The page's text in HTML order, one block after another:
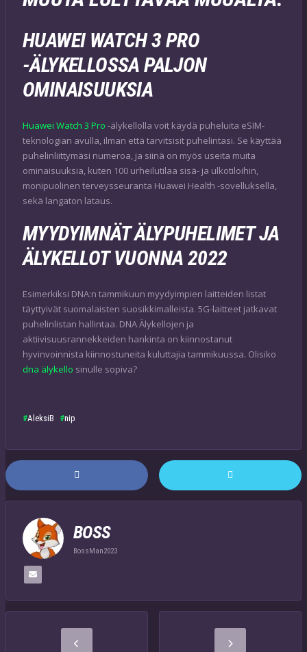
HUAWEI WATCH 3 PRO
-ÄLYKELLOSSA PALJON
OMINAISUUKSIA
Huawei Watch 3 Pro -älykellolla voit käydä puheluita eSIM-
teknologian avulla, ilman että tarvitsisit puhelintasi. Se käyttää
puhelinliittymäsi numeroa, ja siinä on myös useita muita
ominaisuuksia, kuten 100 urheilutilaa sisä- ja ulkotiloihin,
monipuolinen terveysseuranta Huawei Health -sovelluksella,
sekä langaton lataus.
MYYDYIMNÄT ÄLYPUHELIMET JA
ÄLYKELLOT VUONNA 2022
Esimerkiksi DNA:n tammikuun myydyimpien laitteiden listat
täyttyivät suomalaisten suosikkimalleista. 5G-laitteet jatkavat
puhelinlistan hallintaa. DNA Älykellojen ja
aktiivisuusrannekkeiden hankinta on kiinnostanut
hyvinvoinnista kiinnostuneita kuluttajia tammikuussa. Olisiko
dna älykello sinulle sopiva?
AleksiB nip
BOSS
BossMan2023